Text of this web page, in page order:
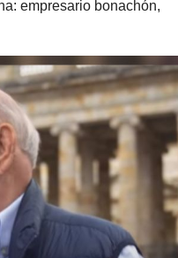
empresario bonachón,